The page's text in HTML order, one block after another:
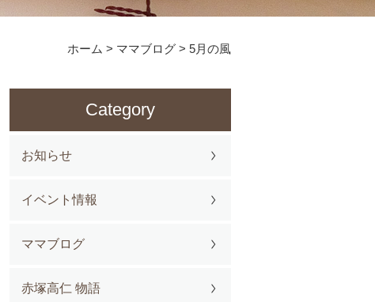
ホーム > ママブログ > 5月の風
Category
お知らせ
イベント情報
ママブログ
赤塚高仁 物語